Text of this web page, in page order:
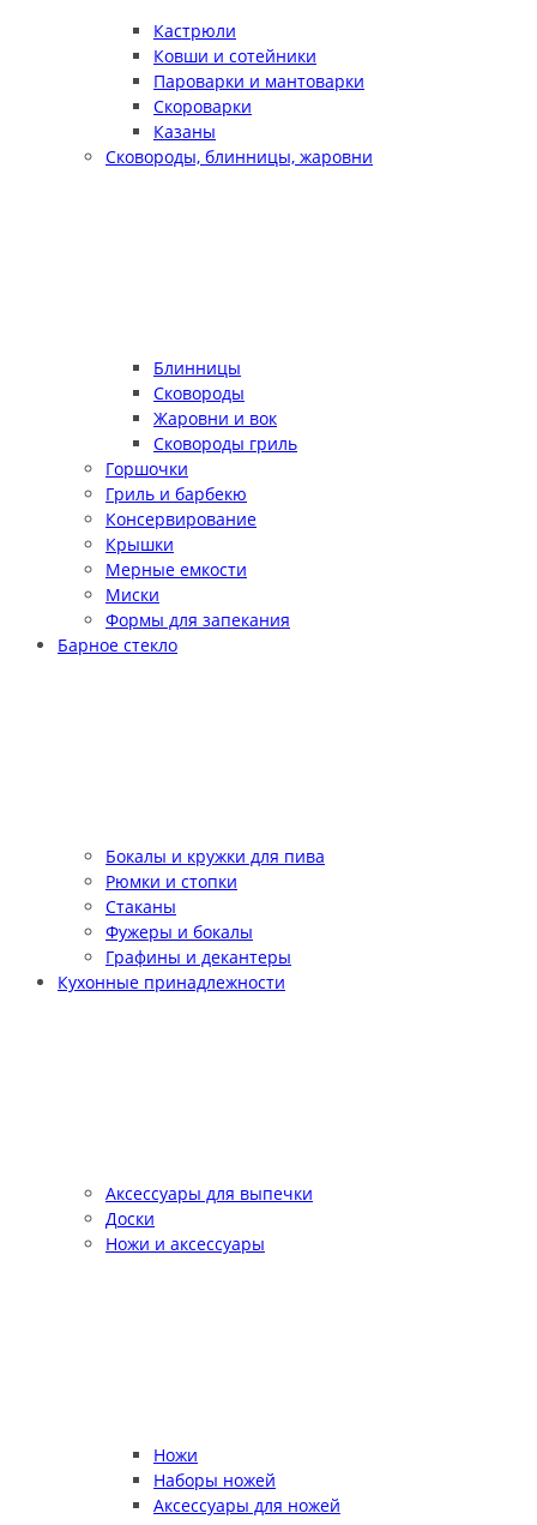
Кастрюли
Ковши и сотейники
Пароварки и мантоварки
Скороварки
Казаны
Сковороды, блинницы, жаровни
Блинницы
Сковороды
Жаровни и вок
Сковороды гриль
Горшочки
Гриль и барбекю
Консервирование
Крышки
Мерные емкости
Миски
Формы для запекания
Барное стекло
Бокалы и кружки для пива
Рюмки и стопки
Стаканы
Фужеры и бокалы
Графины и декантеры
Кухонные принадлежности
Аксессуары для выпечки
Доски
Ножи и аксессуары
Ножи
Наборы ножей
Аксессуары для ножей